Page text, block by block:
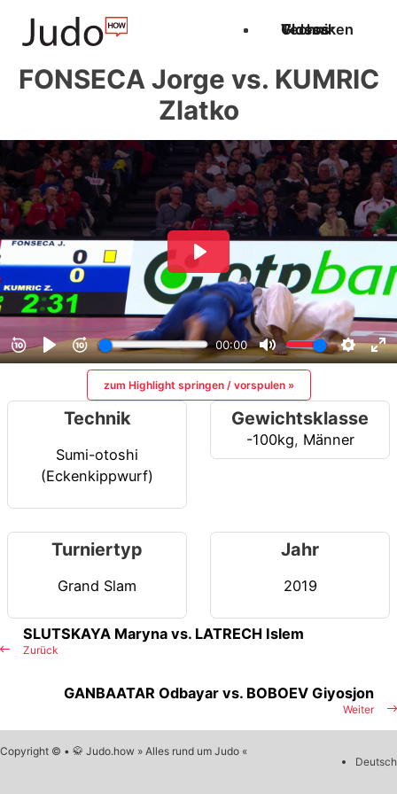
Techniken
Videos
Glossar
FONSECA Jorge vs. KUMRIC
Zlatko
zum Highlight springen / vorspulen »
Technik
Sumi-otoshi
(Eckenkippwurf)
Gewichtsklasse
-100kg, Männer
Turniertyp
Grand Slam
Jahr
2019
Zurück
SLUTSKAYA Maryna vs. LATRECH Islem
Weiter
GANBAATAR Odbayar vs. BOBOEV Giyosjon
Copyright © • 🥋 Judo.how » Alles rund um Judo «
Deutsch